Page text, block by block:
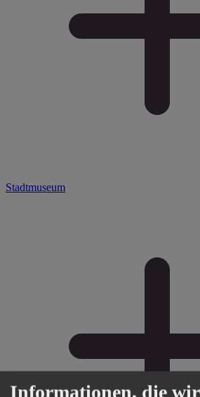
Stadtmuseum
Informationen, die wir